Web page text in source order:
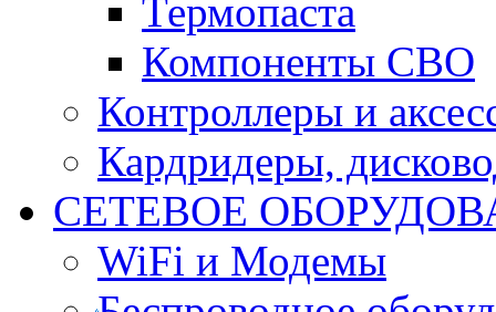
Термопаста
Компоненты СВО
Контроллеры и
Кардридеры,
СЕТЕВОЕ
WiFi и Модемы